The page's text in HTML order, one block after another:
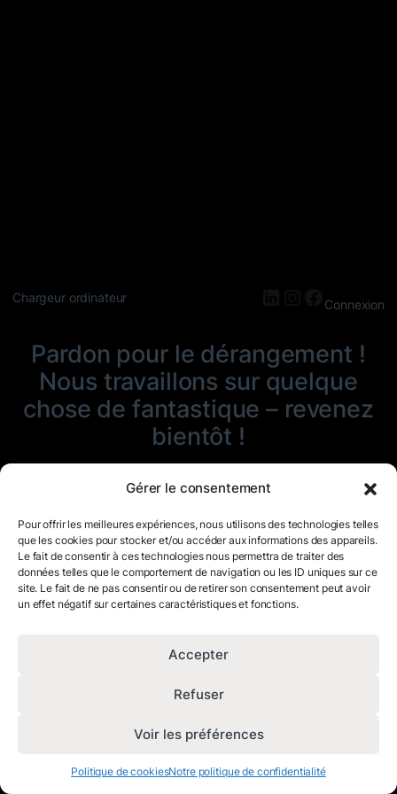
Gérer le consentement
Pour offrir les meilleures expériences, nous utilisons des technologies telles
que les cookies pour stocker et/ou accéder aux informations des appareils.
Le fait de consentir à ces technologies nous permettra de traiter des
données telles que le comportement de navigation ou les ID uniques sur ce
site. Le fait de ne pas consentir ou de retirer son consentement peut avoir
un effet négatif sur certaines caractéristiques et fonctions.
Accepter
Refuser
Voir les préférences
Politique de cookiesNotre politique de confidentialité
Chargeur ordinateur LinkedIn
Instagram
Connexion
Pardon pour le dérangement !
Nous travaillons sur quelque
chose de fantastique – revenez
bientôt !